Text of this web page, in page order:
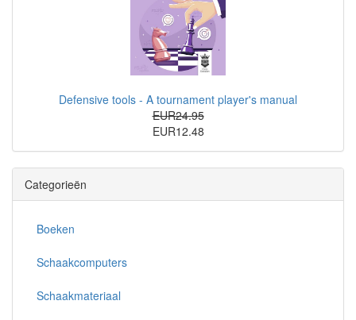
Defensive tools - A tournament player's manual
EUR24.95
EUR12.48
Categorieën
Boeken
Schaakcomputers
Schaakmateriaal